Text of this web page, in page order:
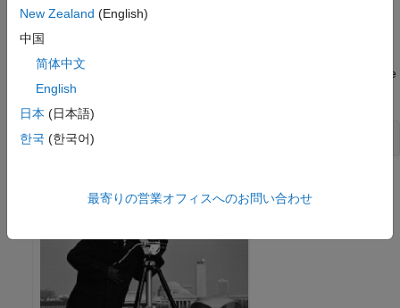
images from each level of the Laplacian pyramid.
Simulate the Model
Run the model. The
blocks display the input image
and the Laplacian pyramid output images.
New Zealand (English)
中国
简体中文
English
日本 (日本語)
한국 (한국어)
最寄りの営業オフィスへのお問い合わせ